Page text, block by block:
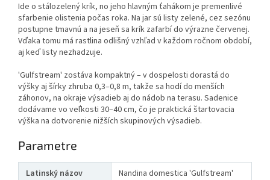
Ide o stálozelený krík, no jeho hlavným ťahákom je premenlivé
sfarbenie olistenia počas roka. Na jar sú listy zelené, cez sezónu
postupne tmavnú a na jeseň sa krík zafarbí do výrazne červenej.
Vďaka tomu má rastlina odlišný vzhľad v každom ročnom období,
aj keď listy nezhadzuje.
'Gulfstream' zostáva kompaktný – v dospelosti dorastá do
výšky aj šírky zhruba 0,3–0,8 m, takže sa hodí do menších
záhonov, na okraje výsadieb aj do nádob na terasu. Sadenice
dodávame vo veľkosti 30–40 cm, čo je praktická štartovacia
výška na dotvorenie nižších skupinových výsadieb.
Parametre
Latinský názov
Nandina domestica 'Gulfstream'